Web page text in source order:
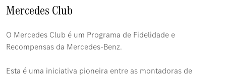
Mercedes Club
O Mercedes Club é um Programa de Fidelidade e
Recompensas da Mercedes-Benz.
Esta é uma iniciativa pioneira entre as montadoras de